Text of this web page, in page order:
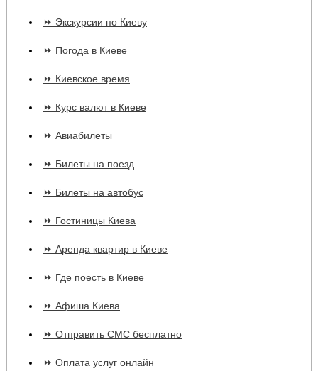
⏩ Экскурсии по Киеву
⏩ Погода в Киеве
⏩ Киевское время
⏩ Курс валют в Киеве
⏩ Авиабилеты
⏩ Билеты на поезд
⏩ Билеты на автобус
⏩ Гостиницы Киева
⏩ Аренда квартир в Киеве
⏩ Где поесть в Киеве
⏩ Афиша Киева
⏩ Отправить СМС бесплатно
⏩ Оплата услуг онлайн